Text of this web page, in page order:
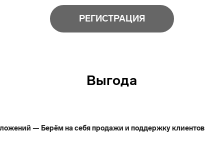
РЕГИСТРАЦИЯ
Выгода
— Берём на себя продажи и поддержку клиентов